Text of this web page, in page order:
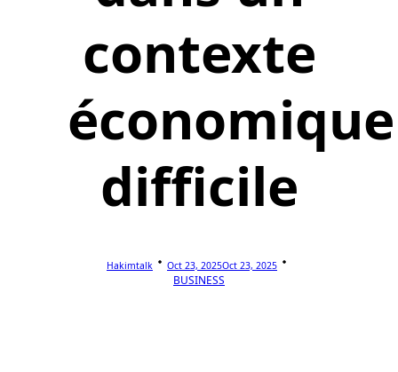
contexte
économique
difficile
Hakimtalk Oct 23, 2025Oct 23, 2025
BUSINESS